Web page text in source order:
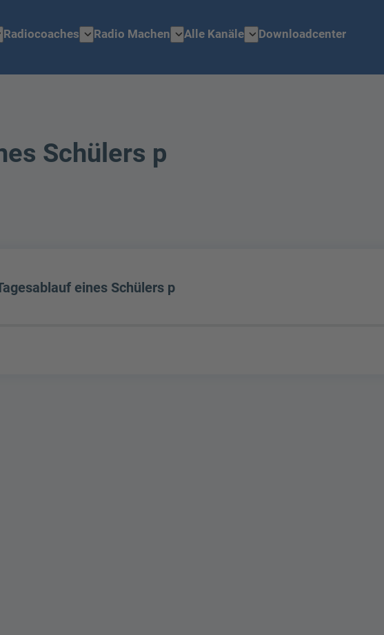
Radiocoaches expand_moreRadio Machen expand_moreAlle Kanäle expand_moreDownloadcenter
Schülers p
eines Schülers p